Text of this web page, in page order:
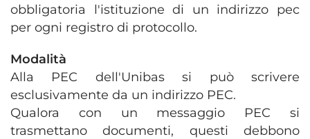
obbligatoria l'istituzione di un indirizzo pec
per ogni registro di protocollo.
Modalità
Alla PEC dell'Unibas si può scrivere
esclusivamente da un indirizzo PEC.
Qualora con un messaggio PEC si
trasmettano documenti, questi debbono